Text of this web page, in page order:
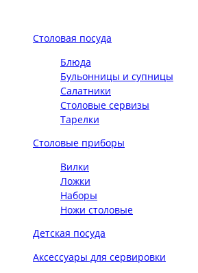
Столовая посуда
Блюда
Бульонницы и супницы
Салатники
Столовые сервизы
Тарелки
Столовые приборы
Вилки
Ложки
Наборы
Ножи столовые
Детская посуда
Аксессуары для сервировки